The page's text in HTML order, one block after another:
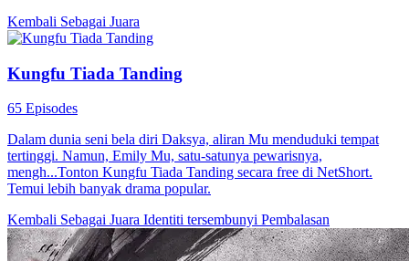
Kembali Sebagai Juara
Kungfu Tiada Tanding
65 Episodes
Dalam dunia seni bela diri Daksya, aliran Mu menduduki tempat
tertinggi. Namun, Emily Mu, satu-satunya pewarisnya,
mengh...Tonton Kungfu Tiada Tanding secara free di NetShort.
Temui lebih banyak drama popular.
Kembali Sebagai Juara Identiti tersembunyi Pembalasan